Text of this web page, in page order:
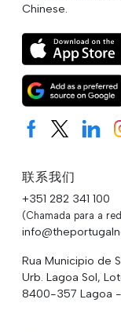
Chinese.
联系我们
+351 282 341 100
(Chamada para a
Rua Municipio de
Urb. Lagoa Sol,
8400-357 Lagoa